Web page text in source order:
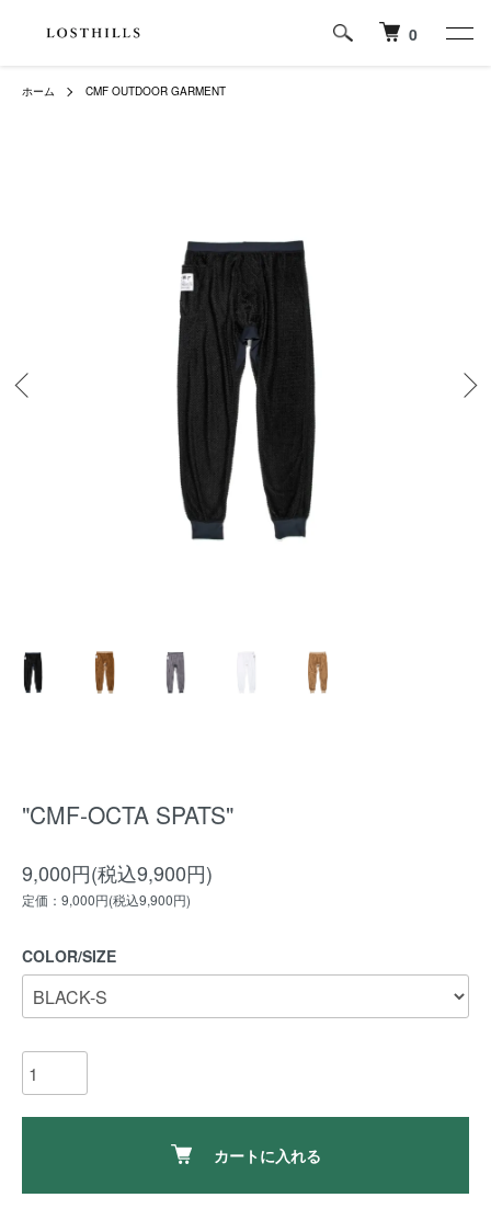
0
ホーム CMF OUTDOOR GARMENT
"CMF-OCTA SPATS"
9,000円(税込9,900円)
定価：9,000円(税込9,900円)
COLOR/SIZE
カートに入れる